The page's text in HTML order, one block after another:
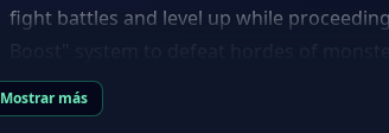
fight battles and level up while
bridges to escape. Make use of powerful
alive.
Mostrar más